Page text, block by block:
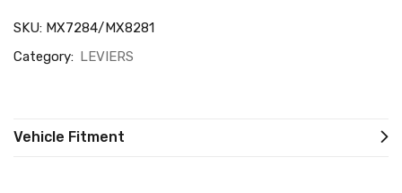
SKU: MX7284/MX8281
Category: LEVIERS
Vehicle Fitment